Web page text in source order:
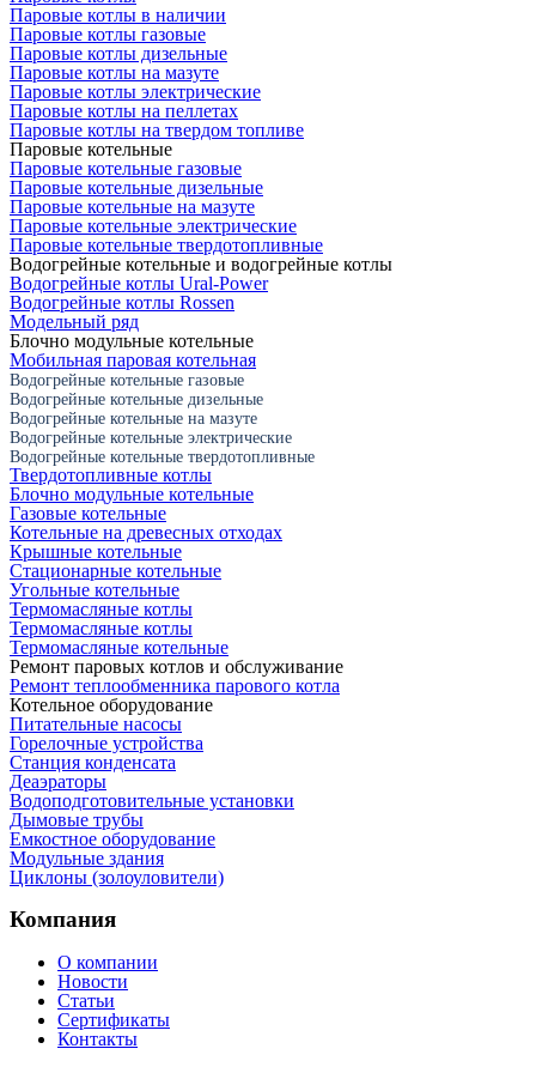
Паровые котлы в наличии
Паровые котлы газовые
Паровые котлы дизельные
Паровые котлы на мазуте
Паровые котлы электрические
Паровые котлы на пеллетах
Паровые котлы на твердом топливе
Паровые котельные
Паровые котельные газовые
Паровые котельные дизельные
Паровые котельные на мазуте
Паровые котельные электрические
Паровые котельные твердотопливные
Водогрейные котельные и водогрейные котлы
Водогрейные котлы Ural-Power
Водогрейные котлы Rossen
Модельный ряд
Блочно модульные котельные
Мобильная паровая котельная
Водогрейные котельные газовые
Водогрейные котельные дизельные
Водогрейные котельные на мазуте
Водогрейные котельные электрические
Водогрейные котельные твердотопливные
Твердотопливные котлы
Блочно модульные котельные
Газовые котельные
Котельные на древесных отходах
Крышные котельные
Стационарные котельные
Угольные котельные
Термомасляные котлы
Термомасляные котлы
Термомасляные котельные
Ремонт паровых котлов и обслуживание
Ремонт теплообменника парового котла
Котельное оборудование
Питательные насосы
Горелочные устройства
Станция конденсата
Деаэраторы
Водоподготовительные установки
Дымовые трубы
Емкостное оборудование
Mодульные здания
Циклоны (золоуловители)
Компания
О компании
Новости
Статьи
Сертификаты
Контакты